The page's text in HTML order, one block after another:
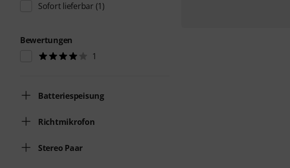
Sofort lieferbar (1)
Bewertungen
1
Batteriespeisung
Richtmikrofon
Stereo Paar